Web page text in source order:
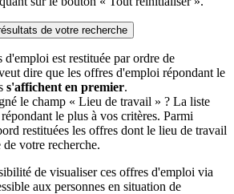
de votre recherche
d'emploi est restituée par ordre de
dire que les offres d'emploi répondant le
s'affichent en premier.
le champ « Lieu de travail » ? La liste
le plus à vos critères. Parmi
restituées les offres dont le lieu de travail
votre recherche.
de visualiser ces offres d'emploi via
aux personnes en situation de